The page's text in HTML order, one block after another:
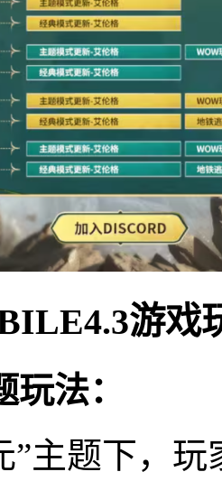
游戏
法：
”主题下，